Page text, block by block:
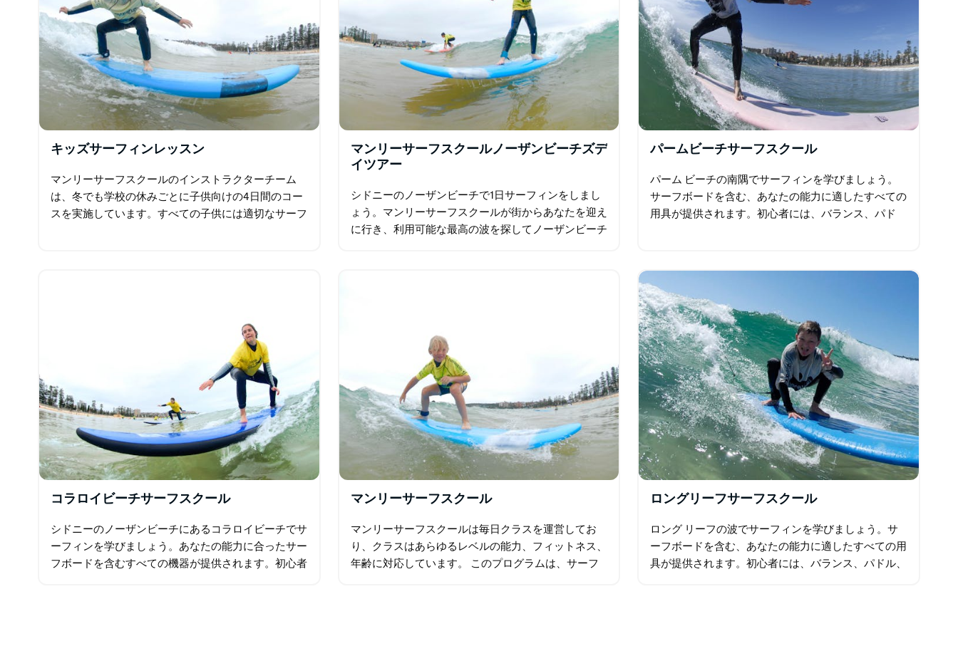
ンをご希望の方には、オンラインまたは対面で料金パッケージをご用意しており、どの場所でもご利用
いただけます。
キッズサーフィンレッスン
マンリーサーフスクールのインストラクターチーム
は、冬でも学校の休みごとに子供向けの4日間のコー
スを実施しています。すべての子供には適切なサーフ
マンリーサーフスクールノーザンビーチズデ
イツアー
シドニーのノーザンビーチで1日サーフィンをしまし
ょう。マンリーサーフスクールが街からあなたを迎え
に行き、利用可能な最高の波を探してノーザンビーチ
パームビーチサーフスクール
パーム ビーチの南隅でサーフィンを学びましょう。
サーフボードを含む、あなたの能力に適したすべての
用具が提供されます。初心者には、バランス、パド
コラロイビーチサーフスクール
シドニーのノーザンビーチにあるコラロイビーチでサ
ーフィンを学びましょう。あなたの能力に合ったサー
フボードを含むすべての機器が提供されます。初心者
マンリーサーフスクール
マンリーサーフスクールは毎日クラスを運営してお
り、クラスはあらゆるレベルの能力、フィットネス、
年齢に対応しています。 このプログラムは、サーフ
ロングリーフサーフスクール
ロング リーフの波でサーフィンを学びましょう。サ
ーフボードを含む、あなたの能力に適したすべての用
具が提供されます。初心者には、バランス、パドル、